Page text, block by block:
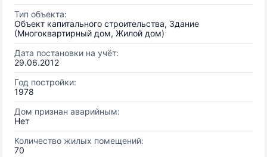
Тип объекта:
Объект капитального строительства, Здание
(Многоквартирный дом, Жилой дом)
Дата постановки на учёт:
29.06.2012
Год постройки:
1978
Дом признан аварийным:
Нет
Количество жилых помещений:
70